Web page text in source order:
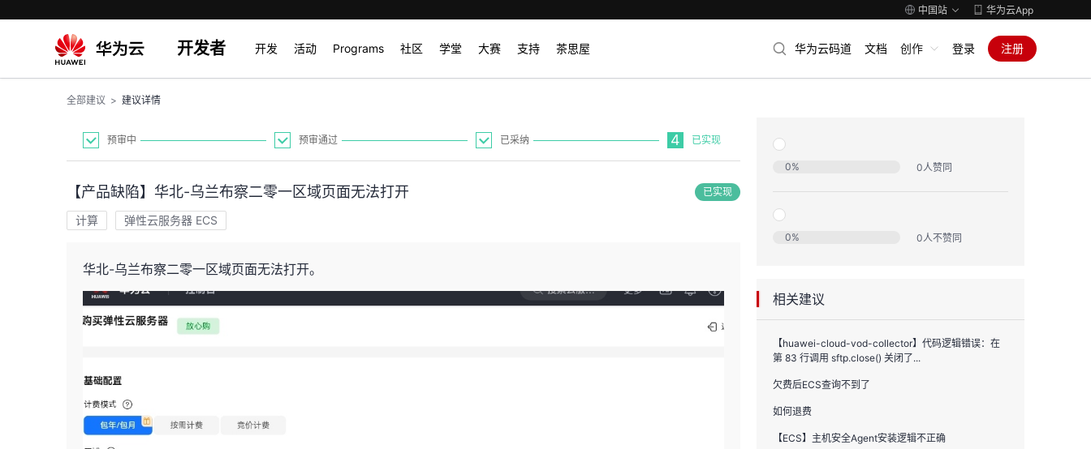
中国站 华为云App
开发者 开发 活动 Programs 社区 学堂 大赛 支持 茶思屋 华为云码道 文档 创作 登录 注册
全部建议 > 建议详情
预审中 预审通过 已采纳 4 已实现
【产品缺陷】华北-乌兰布察二零一区域页面无法打开 已实现
计算 弹性云服务器 ECS
华北-乌兰布察二零一区域页面无法打开。
0% 0人赞同
0% 0人不赞同
相关建议
【huawei-cloud-vod-collector】代码逻辑错误：在
第 83 行调用 sftp.close() 关闭了...
欠费后ECS查询不到了
如何退费
【ECS】主机安全Agent安装逻辑不正确